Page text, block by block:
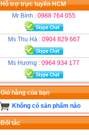
Hỗ trợ trực tuyến HCM
Mr Bình : 0988 764 055
Ms Thu Hà : 0904 829 667
Ms Hương : 0964 934 177
Giỏ hàng của bạn
Không có sản phẩm nào
Đối tác